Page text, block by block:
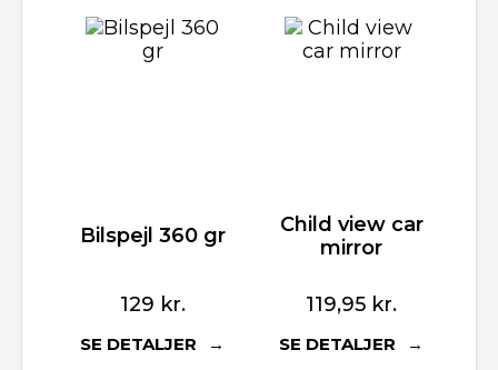
Bilspejl 360 gr
129 kr.
SE DETALJER
Child view car
mirror
119,95 kr.
SE DETALJER